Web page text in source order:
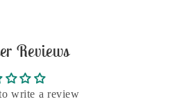
Reviews
write a review